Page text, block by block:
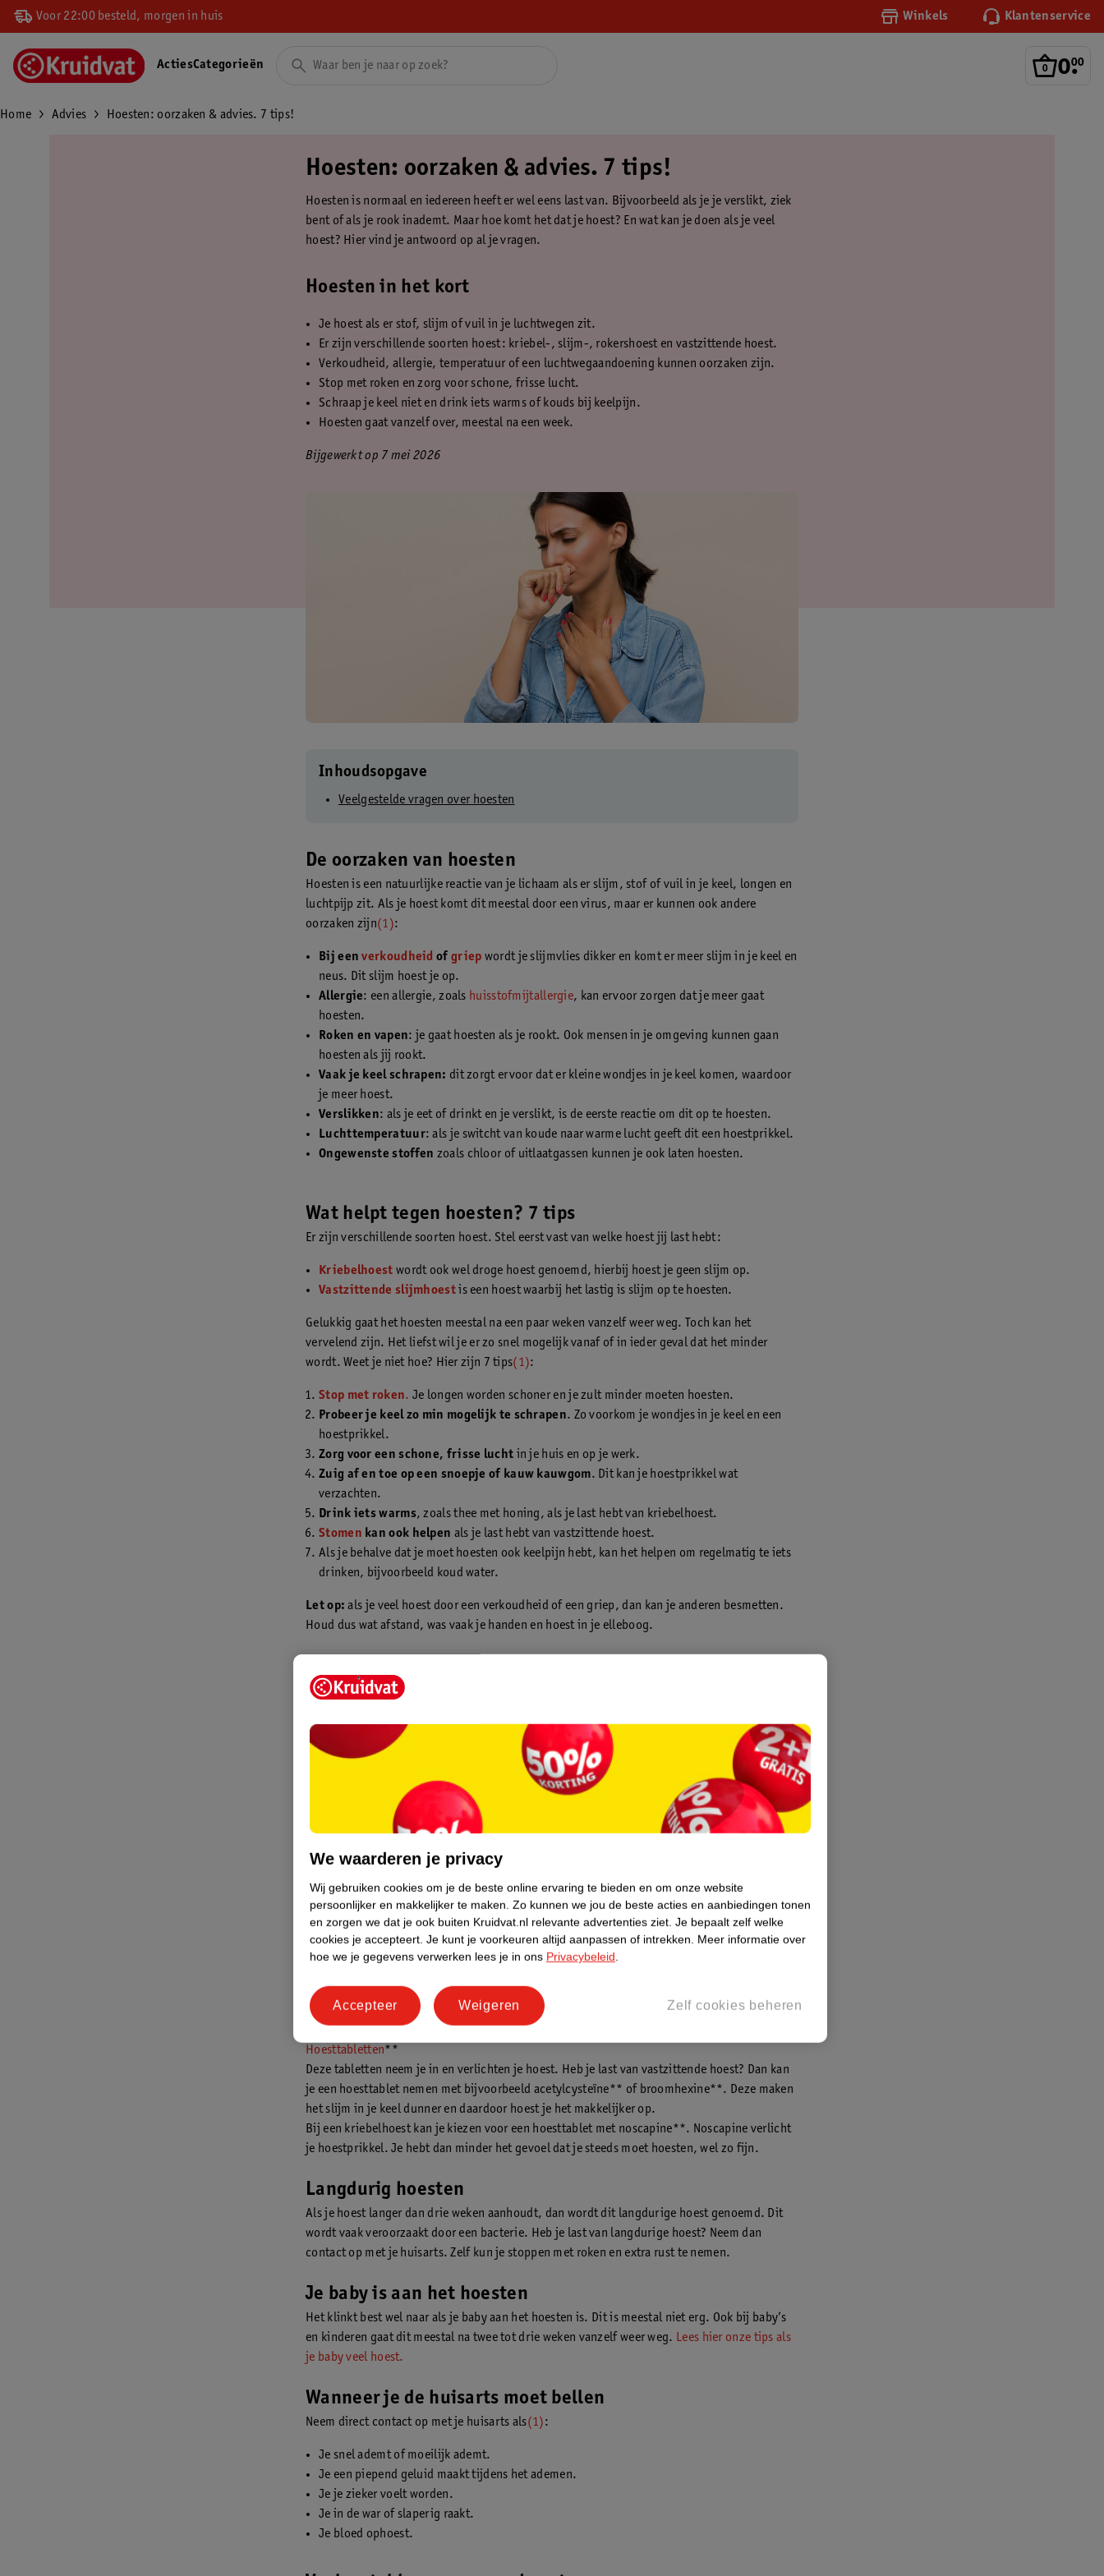
Voor 22:00 besteld, morgen in huis Winkels Klantenservice
0.
00
ActiesCategorieën
Home Advies Hoesten: oorzaken & advies. 7 tips!
Hoesten: oorzaken & advies. 7 tips!
Hoesten is normaal en iedereen heeft er wel eens last van. Bijvoorbeeld als je je verslikt, ziek
bent of als je rook inademt. Maar hoe komt het dat je hoest? En wat kan je doen als je veel
hoest? Hier vind je antwoord op al je vragen.
Hoesten in het kort
Je hoest als er stof, slijm of vuil in je luchtwegen zit.
Er zijn verschillende soorten hoest: kriebel-, slijm-, rokershoest en vastzittende hoest.
Verkoudheid, allergie, temperatuur of een luchtwegaandoening kunnen oorzaken zijn.
Stop met roken en zorg voor schone, frisse lucht.
Schraap je keel niet en drink iets warms of kouds bij keelpijn.
Hoesten gaat vanzelf over, meestal na een week.
Bijgewerkt op 7 mei 2026
Inhoudsopgave
Veelgestelde vragen over hoesten
De oorzaken van hoesten
Hoesten is een natuurlijke reactie van je lichaam als er slijm, stof of vuil in je keel, longen en
luchtpijp zit. Als je hoest komt dit meestal door een virus, maar er kunnen ook andere
oorzaken zijn(1):
Bij eenverkoudheid of griep wordt je slijmvlies dikker en komt er meer slijm in je keel en
neus. Dit slijm hoest je op.
Allergie: een allergie, zoals huisstofmijtallergie, kan ervoor zorgen dat je meer gaat
hoesten.
Roken en vapen: je gaat hoesten als je rookt. Ook mensen in je omgeving kunnen gaan
hoesten als jij rookt.
Vaak je keel schrapen: dit zorgt ervoor dat er kleine wondjes in je keel komen, waardoor
je meer hoest.
Verslikken: als je eet of drinkt en je verslikt, is de eerste reactie om dit op te hoesten.
Luchttemperatuur: als je switcht van koude naar warme lucht geeft dit een hoestprikkel.
Ongewenste stoffen zoals chloor of uitlaatgassen kunnen je ook laten hoesten.
Wat helpt tegen hoesten? 7 tips
Er zijn verschillende soorten hoest. Stel eerst vast van welke hoest jij last hebt:
Kriebelhoest wordt ook wel droge hoest genoemd, hierbij hoest je geen slijm op.
Vastzittende slijmhoestis een hoest waarbij het lastig is slijm op te hoesten.
Gelukkig gaat het hoesten meestal na een paar weken vanzelf weer weg. Toch kan het
vervelend zijn. Het liefst wil je er zo snel mogelijk vanaf of in ieder geval dat het minder
wordt. Weet je niet hoe? Hier zijn 7 tips(1):
Stop met roken. Je longen worden schoner en je zult minder moeten hoesten.
Probeer je keel zo min mogelijk te schrapen. Zo voorkom je wondjes in je keel en een
hoestprikkel.
Zorg voor een schone, frisse lucht in je huis en op je werk.
Zuig af en toe op een snoepje of kauw kauwgom. Dit kan je hoestprikkel wat
verzachten.
Drink iets warms, zoals thee met honing, als je last hebt van kriebelhoest.
Stomen kan ook helpen als je last hebt van vastzittende hoest.
Als je behalve dat je moet hoesten ook keelpijn hebt, kan het helpen om regelmatig te iets
drinken, bijvoorbeeld koud water.
Let op: als je veel hoest door een verkoudheid of een griep, dan kan je anderen besmetten.
Houd dus wat afstand, was vaak je handen en hoest in je elleboog.
Helpen bovenstaande tips niet voldoende? Dan kan je ook een middel nemen als je last hebt
Hoestsiroop
Je kiest hoestsiroop het best afhankelijk van
je type hoest. Voor een kriebelhoest heb je
vaak andere siropen dan voor een
vastzittende slijmhoest.
Dit zijn keelsnoepjes die je keel bijvoorbeeld
bedekken met een beschermend laagje
waardoor je hoestreflex kalmeert.
het kopen de verpakking.
Hoesttabletten**
Deze tabletten neem je in en verlichten je hoest. Heb je last van vastzittende hoest? Dan kan
je een hoesttablet nemen met bijvoorbeeld acetylcysteïne** of broomhexine**. Deze maken
het slijm in je keel dunner en daardoor hoest je het makkelijker op.
Bij een kriebelhoest kan je kiezen voor een hoesttablet met noscapine**. Noscapine verlicht
je hoestprikkel. Je hebt dan minder het gevoel dat je steeds moet hoesten, wel zo fijn.
Langdurig hoesten
Als je hoest langer dan drie weken aanhoudt, dan wordt dit langdurige hoest genoemd. Dit
wordt vaak veroorzaakt door een bacterie. Heb je last van langdurige hoest? Neem dan
contact op met je huisarts. Zelf kun je stoppen met roken en extra rust te nemen.
Je baby is aan het hoesten
Het klinkt best wel naar als je baby aan het hoesten is. Dit is meestal niet erg. Ook bij baby’s
en kinderen gaat dit meestal na twee tot drie weken vanzelf weer weg. Lees hier onze tips als
je baby veel hoest.
Wanneer je de huisarts moet bellen
Neem direct contact op met je huisarts als(1):
Je snel ademt of moeilijk ademt.
Je een piepend geluid maakt tijdens het ademen.
Je je zieker voelt worden.
Je in de war of slaperig raakt.
Je bloed ophoest.
We waarderen je privacy
Wij gebruiken cookies om je de beste online ervaring te bieden en om onze website
persoonlijker en makkelijker te maken. Zo kunnen we jou de beste acties en aanbiedingen tonen
en zorgen we dat je ook buiten Kruidvat.nl relevante advertenties ziet. Je bepaalt zelf welke
cookies je accepteert. Je kunt je voorkeuren altijd aanpassen of intrekken. Meer informatie over
hoe we je gegevens verwerken lees je in ons Privacybeleid.
Zelf cookies beheren
Weigeren
Accepteer